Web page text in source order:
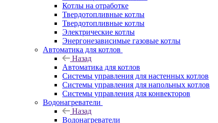
Котлы на отработке
Твердотопливные котлы
Твердотопливные котлы
Электрические котлы
Энергонезависимые газовые котлы
Автоматика для котлов
Назад
Автоматика для котлов
Системы управления для настенных котлов
Системы управления для напольных котлов
Системы управления для конвекторов
Водонагреватели
Назад
Водонагреватели